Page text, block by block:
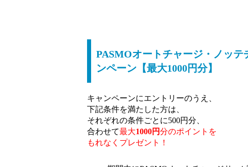
PASMOオートチャージ・ノッ
ンペーン【最大1000円分】
キャンペーンにエントリーのうえ、
下記条件を満たした方は、
それぞれの条件ごとに500円分、
合わせて最大1000円分のポイントを
もれなくプレゼント！